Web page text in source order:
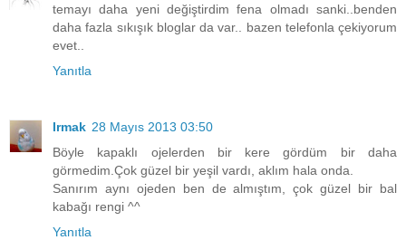
temayı daha yeni değiştirdim fena olmadı sanki..benden
daha fazla sıkışık bloglar da var.. bazen telefonla çekiyorum
evet..
Yanıtla
Irmak 28 Mayıs 2013 03:50
Böyle kapaklı ojelerden bir kere gördüm bir daha
görmedim.Çok güzel bir yeşil vardı, aklım hala onda.
Sanırım aynı ojeden ben de almıştım, çok güzel bir bal
kabağı rengi ^^
Yanıtla